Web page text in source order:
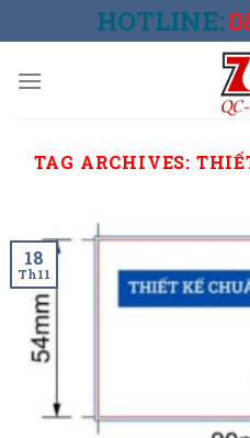
to
HOTLINE:
TAG ARCHIVES:
18
Th11